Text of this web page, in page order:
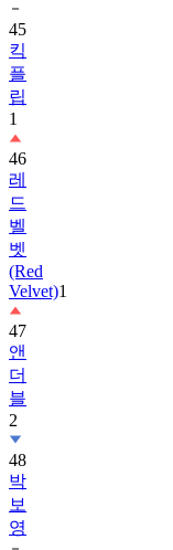
킥
플
립
1
46
레
드
벨
벳
(Red
Velvet)
47
앤
더
블
2
48
박
보
영
49